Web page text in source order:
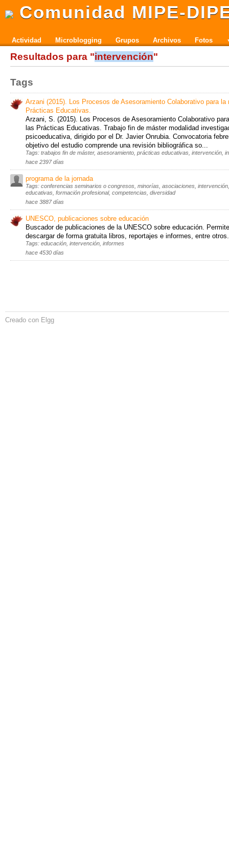
Comunidad MIPE-
Actividad Microblogging Grupos Archivos Fotos
Resultados para "intervención"
Tags
Arzani (2015). Los Procesos de Asesoramiento Colaborativo para la
Prácticas Educativas.
Arzani, S. (2015). Los Procesos de Asesoramiento Colaborativo
las Prácticas Educativas. Trabajo fin de máster modalidad
psicoeducativa, dirigido por el Dr. Javier Onrubia. Convocatoria
objetivo del estudio comprende una revisión bibliográfica so...
Tags: trabajos fin de máster, asesoramiento, prácticas educativas, intervención,
hace 2397 días
programa de la jornada
Tags: conferencias seminarios o congresos, minorías, asociaciones,
educativas, formación profesional, competencias, diversidad
hace 3887 días
UNESCO, publicaciones sobre educación
Buscador de publicaciones de la UNESCO sobre educación.
descargar de forma gratuita libros, reportajes e informes, entre otros.
Tags: educación, intervención, informes
hace 4530 días
Creado con Elgg